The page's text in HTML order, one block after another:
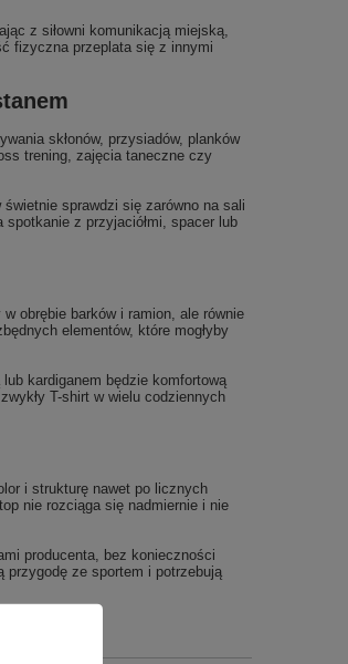
z siłowni komunikacją miejską,
fizyczna przeplata się z innymi
skłonów, przysiadów, planków
trening, zajęcia taneczne czy
sprawdzi się zarówno na sali
z przyjaciółmi, spacer lub
obrębie barków i ramion, ale równie
elementów, które mogłyby
kardiganem będzie komfortową
T-shirt w wielu codziennych
i strukturę nawet po licznych
nie rozciąga się nadmiernie i nie
producenta, bez konieczności
przygodę ze sportem i potrzebują